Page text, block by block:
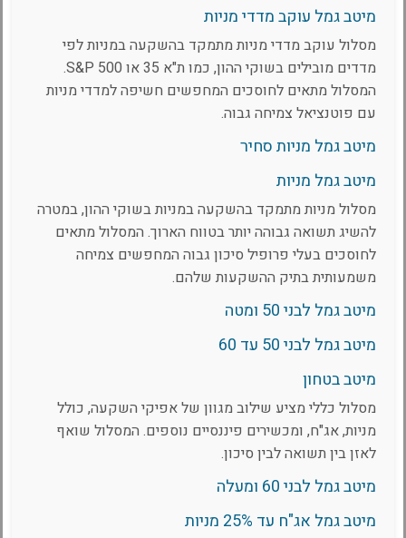
מיטב גמל עוקב מדדי מניות
מסלול עוקב מדדי מניות מתמקד בהשקעה במניות לפי
מדדים מובילים בשוקי ההון, כמו ת"א 35 או S&P 500.
המסלול מתאים לחוסכים המחפשים חשיפה למדדי מניות
עם פוטנציאל צמיחה גבוה.
מיטב גמל מניות סחיר
מיטב גמל מניות
מסלול מניות מתמקד בהשקעה במניות בשוקי ההון, במטרה
להשיג תשואה גבוהה יותר בטווח הארוך. המסלול מתאים
לחוסכים בעלי פרופיל סיכון גבוה המחפשים צמיחה
משמעותית בתיק ההשקעות שלהם.
מיטב גמל לבני 50 ומטה
מיטב גמל לבני 50 עד 60
מיטב בטחון
מסלול כללי מציע שילוב מגוון של אפיקי השקעה, כולל
מניות, אג"ח, ומכשירים פיננסיים נוספים. המסלול שואף
לאזן בין תשואה לבין סיכון.
מיטב גמל לבני 60 ומעלה
מיטב גמל אג"ח עד 25% מניות